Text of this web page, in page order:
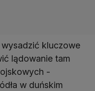
kluczowe
lądowanie tam
-
w duńskim